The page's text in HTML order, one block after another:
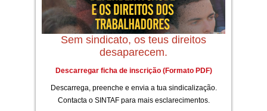
Sem sindicato, os teus direitos
desaparecem.
Descarregar ficha de inscrição (Formato PDF)
Descarrega, preenche e envia a tua sindicalização.
Contacta o SINTAF para mais esclarecimentos.